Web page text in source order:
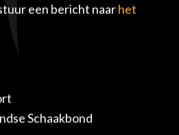
een bericht naarhet
Schaakbond